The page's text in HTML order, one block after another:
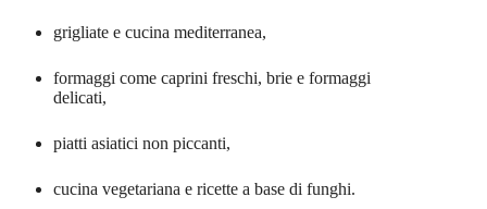
grigliate e cucina mediterranea,
formaggi come caprini freschi, brie e formaggi
delicati,
piatti asiatici non piccanti,
cucina vegetariana e ricette a base di funghi.